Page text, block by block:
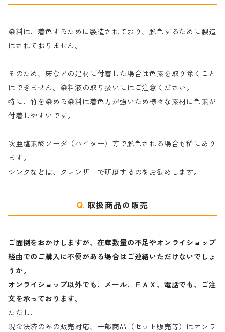
ナ行
ハ行
マ行
粉末顔料
綿・麻を染める染料
絹・羊毛を染める染料
染料は、着色するために製造されており、脱色するために製造
はされておりません。
そのため、床などの建材に付着した場合は色素を取り除くこと
はできません。染料液の取り扱いにはご注意ください。
特に、竹を染める染料は着色力が強いため様々な素材に色素が
付着しやすいです。
次亜塩素酸ソーダ（ハイター）等で脱色される場合も稀にあり
ます。
シンクなどは、クレンザーで研磨するのをお勧めします。
取扱商品の販売
ご面倒をおかけしますが、在庫数量の不足やオンライショップ
経由でのご購入に不便がある場合はご連絡いただけないでしょ
うか。
オンライショップ以外でも、メール、ＦＡＸ、電話でも、ご注
文を承っております。
ただし、
現金決済のみの販売対応、一部商品（セット販売等）はオンラ